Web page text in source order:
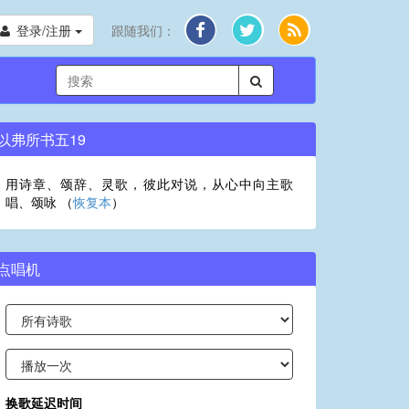
登录/注册 跟随我们：
弗所书五19
用诗章、颂辞、灵歌，彼此对说，从心中向主歌
唱、颂咏 （恢复本）
唱机
换歌延迟时间